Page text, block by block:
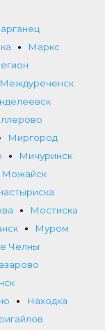
Маркс
Междуреченск
Миргород
Мичуринск
Можайск
Мостиска
Муром
Челны
Находка